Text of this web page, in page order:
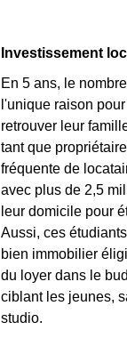
Investissement
En 5 ans, le
l'unique raison
retrouver leur
tant que
fréquente de
avec plus de 2,5
leur domicile pour
Aussi, ces
bien immobilier
du loyer dans le
ciblant les jeunes,
studio.